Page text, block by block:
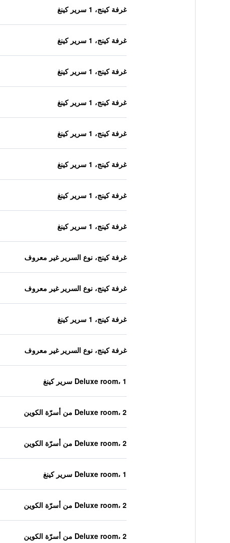
غرفة كينج، 1 سرير كينغ
غرفة كينج، 1 سرير كينغ
غرفة كينج، 1 سرير كينغ
غرفة كينج، 1 سرير كينغ
غرفة كينج، 1 سرير كينغ
غرفة كينج، 1 سرير كينغ
غرفة كينج، 1 سرير كينغ
غرفة كينج، 1 سرير كينغ
غرفة كينج، نوع السرير غير معروف
غرفة كينج، نوع السرير غير معروف
غرفة كينج، 1 سرير كينغ
غرفة كينج، نوع السرير غير معروف
Deluxe room، 1 سرير كينغ
Deluxe room، 2 من أسرّة الكوين
Deluxe room، 2 من أسرّة الكوين
Deluxe room، 1 سرير كينغ
Deluxe room، 2 من أسرّة الكوين
Deluxe room، 2 من أسرّة الكوين